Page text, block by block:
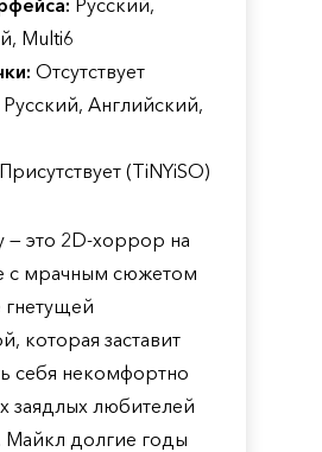
Русский,
Multi6
Отсутствует
Русский, Английский,
Присутствует (TiNYiSO)
— это 2D-хоррор на
с мрачным сюжетом
гнетущей
которая заставит
себя некомфортно
заядлых любителей
Майкл долгие годы